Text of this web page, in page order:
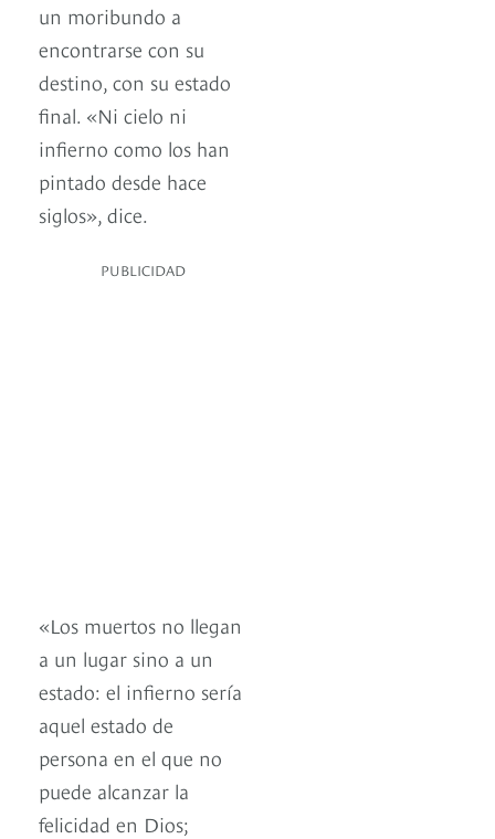
un moribundo a
encontrarse con su
destino, con su estado
final. «Ni cielo ni
infierno como los han
pintado desde hace
siglos», dice.
PUBLICIDAD
«Los muertos no llegan
a un lugar sino a un
estado: el infierno sería
aquel estado de
persona en el que no
puede alcanzar la
felicidad en Dios;